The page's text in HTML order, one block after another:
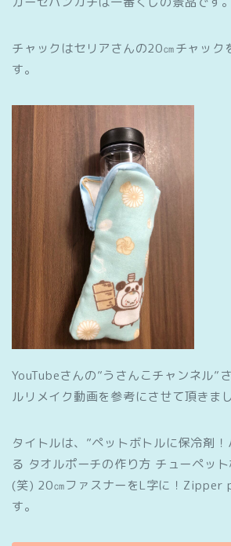
チャックはセリアさんの20㎝チャック
す。
YouTubeさんの”うさんこチャンネル”
ルリメイク動画を参考にさせて頂きまし
タイトルは、”ペットボトルに保冷剤
る タオルポーチの作り方 チューペッ
(笑) 20㎝ファスナーをL字に！
す。